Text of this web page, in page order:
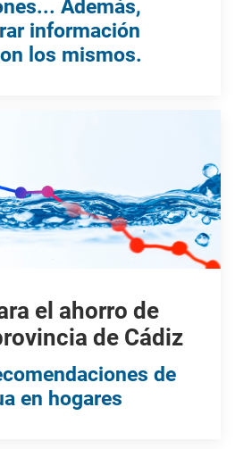
Además,
información
los mismos.
el ahorro de
de Cádiz
de
en hogares